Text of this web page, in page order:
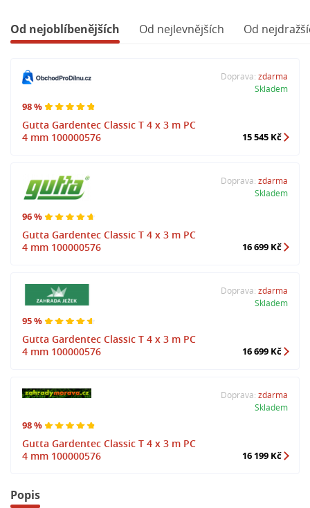
Od nejoblíbenějších Od nejlevnějších Od
98 %
Gutta Gardentec Classic T 4 x 3 m PC
4 mm 100000576
Doprava: zdarma
Skladem
15 545 Kč
96 %
Gutta Gardentec Classic T 4 x 3 m PC
4 mm 100000576
Doprava: zdarma
Skladem
16 699 Kč
95 %
Gutta Gardentec Classic T 4 x 3 m PC
4 mm 100000576
Doprava: zdarma
Skladem
16 699 Kč
98 %
Gutta Gardentec Classic T 4 x 3 m PC
4 mm 100000576
Doprava: zdarma
Skladem
16 199 Kč
Popis